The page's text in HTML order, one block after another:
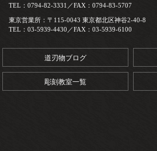
TEL：0794-82-3331／FAX：0794-83-5707
東京営業所：〒115-0043 東京都北区神谷2-40-8
TEL：03-5939-4430／FAX：03-5939-6100
道刃物ブログ
彫刻教室一覧